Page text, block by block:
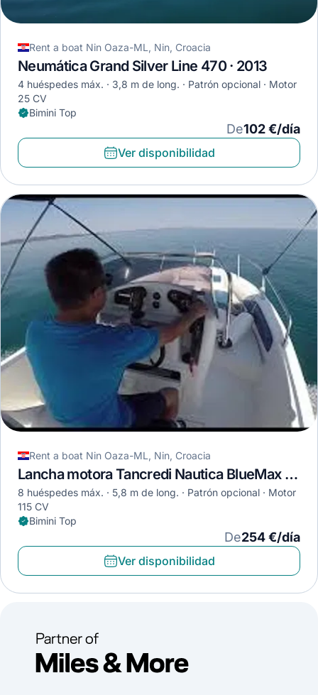
Rent a boat Nin Oaza-ML, Nin, Croacia
Neumática Grand Silver Line 470 · 2013
4 huéspedes máx. 3,8 m de long. Patrón opcional
Motor
25 CV
Bimini Top
De102 €/día
Ver disponibilidad
Rent a boat Nin Oaza-ML, Nin, Croacia
Lancha motora Tancredi Nautica BlueMax 550 Open · 2022
8 huéspedes máx. 5,8 m de long. Patrón opcional
Motor
115 CV
Bimini Top
De254 €/día
Ver disponibilidad